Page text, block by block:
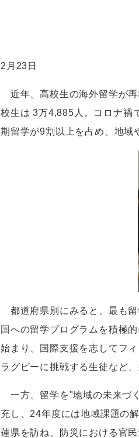
2月23日
近年、高校生の海外留学が再
校生は 3万4,885人。コロナ禍
期留学が9割以上を占め、地域
都道府県別にみると、最も
国への留学プログラムを積極
始まり、国際支援を志してフ
ラグビーに挑戦する生徒など
一方、留学を"地域の未来づ
充し、24年度には地域課題の
蓮県を訪ね、防災における官